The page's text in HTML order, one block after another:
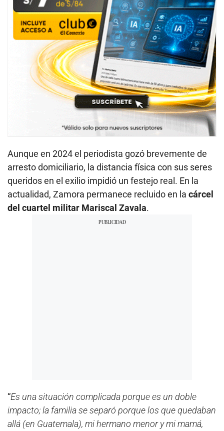
Aunque en 2024 el periodista gozó brevemente de
arresto domiciliario, la distancia física con sus seres
queridos en el exilio impidió un festejo real. En la
actualidad, Zamora permanece recluido en la cárcel
del cuartel militar Mariscal Zavala.
“Es una situación complicada porque es un doble
impacto; la familia se separó porque los que quedaban
allá (en Guatemala), mi hermano menor y mi mamá,